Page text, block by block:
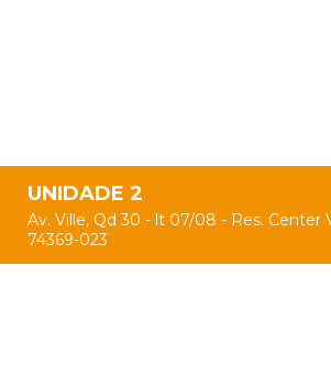
UNIDADE 2
Av. Ville, Qd 30 - lt 07/08 - Res. Center
74369-023